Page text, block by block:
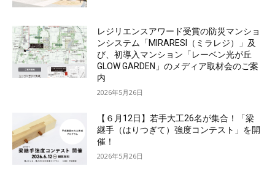
レジリエンスアワード受賞の防災マンショ
ンシステム「MIRARESI（ミラレジ）」及
び、初導入マンション「レーベン光が丘
GLOW GARDEN」のメディア取材会のご案
内
2026年5月26日
【６月12日】若手大工26名が集合！「梁
継手（はりつぎて）強度コンテスト」を開
催！
2026年5月26日